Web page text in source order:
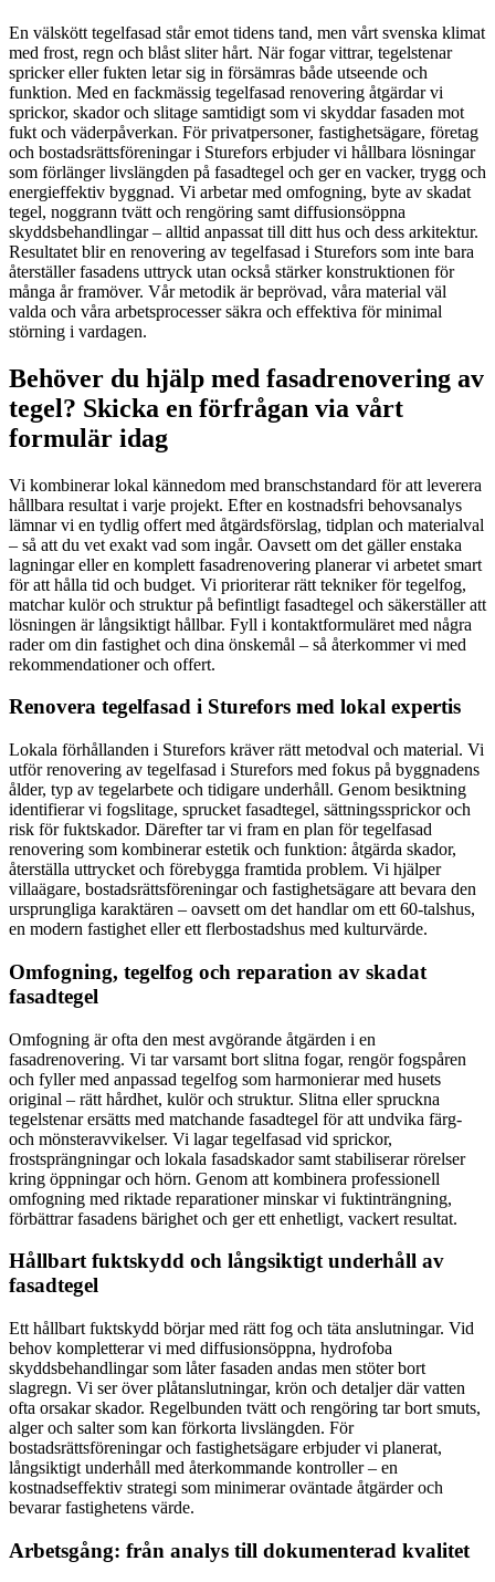
En välskött tegelfasad står emot tidens tand, men vårt svenska klimat
med frost, regn och blåst sliter hårt. När fogar vittrar, tegelstenar
spricker eller fukten letar sig in försämras både utseende och
funktion. Med en fackmässig tegelfasad renovering åtgärdar vi
sprickor, skador och slitage samtidigt som vi skyddar fasaden mot
fukt och väderpåverkan. För privatpersoner, fastighetsägare, företag
och bostadsrättsföreningar i Sturefors erbjuder vi hållbara lösningar
som förlänger livslängden på fasadtegel och ger en vacker, trygg och
energieffektiv byggnad. Vi arbetar med omfogning, byte av skadat
tegel, noggrann tvätt och rengöring samt diffusionsöppna
skyddsbehandlingar – alltid anpassat till ditt hus och dess arkitektur.
Resultatet blir en renovering av tegelfasad i Sturefors som inte bara
återställer fasadens uttryck utan också stärker konstruktionen för
många år framöver. Vår metodik är beprövad, våra material väl
valda och våra arbetsprocesser säkra och effektiva för minimal
störning i vardagen.
Behöver du hjälp med fasadrenovering av
tegel? Skicka en förfrågan via vårt
formulär idag
Vi kombinerar lokal kännedom med branschstandard för att leverera
hållbara resultat i varje projekt. Efter en kostnadsfri behovsanalys
lämnar vi en tydlig offert med åtgärdsförslag, tidplan och materialval
– så att du vet exakt vad som ingår. Oavsett om det gäller enstaka
lagningar eller en komplett fasadrenovering planerar vi arbetet smart
för att hålla tid och budget. Vi prioriterar rätt tekniker för tegelfog,
matchar kulör och struktur på befintligt fasadtegel och säkerställer att
lösningen är långsiktigt hållbar. Fyll i kontaktformuläret med några
rader om din fastighet och dina önskemål – så återkommer vi med
rekommendationer och offert.
Renovera tegelfasad i Sturefors med lokal expertis
Lokala förhållanden i Sturefors kräver rätt metodval och material. Vi
utför renovering av tegelfasad i Sturefors med fokus på byggnadens
ålder, typ av tegelarbete och tidigare underhåll. Genom besiktning
identifierar vi fogslitage, sprucket fasadtegel, sättningssprickor och
risk för fuktskador. Därefter tar vi fram en plan för tegelfasad
renovering som kombinerar estetik och funktion: åtgärda skador,
återställa uttrycket och förebygga framtida problem. Vi hjälper
villaägare, bostadsrättsföreningar och fastighetsägare att bevara den
ursprungliga karaktären – oavsett om det handlar om ett 60-talshus,
en modern fastighet eller ett flerbostadshus med kulturvärde.
Omfogning, tegelfog och reparation av skadat
fasadtegel
Omfogning är ofta den mest avgörande åtgärden i en
fasadrenovering. Vi tar varsamt bort slitna fogar, rengör fogspåren
och fyller med anpassad tegelfog som harmonierar med husets
original – rätt hårdhet, kulör och struktur. Slitna eller spruckna
tegelstenar ersätts med matchande fasadtegel för att undvika färg-
och mönsteravvikelser. Vi lagar tegelfasad vid sprickor,
frostsprängningar och lokala fasadskador samt stabiliserar rörelser
kring öppningar och hörn. Genom att kombinera professionell
omfogning med riktade reparationer minskar vi fuktinträngning,
förbättrar fasadens bärighet och ger ett enhetligt, vackert resultat.
Hållbart fuktskydd och långsiktigt underhåll av
fasadtegel
Ett hållbart fuktskydd börjar med rätt fog och täta anslutningar. Vid
behov kompletterar vi med diffusionsöppna, hydrofoba
skyddsbehandlingar som låter fasaden andas men stöter bort
slagregn. Vi ser över plåtanslutningar, krön och detaljer där vatten
ofta orsakar skador. Regelbunden tvätt och rengöring tar bort smuts,
alger och salter som kan förkorta livslängden. För
bostadsrättsföreningar och fastighetsägare erbjuder vi planerat,
långsiktigt underhåll med återkommande kontroller – en
kostnadseffektiv strategi som minimerar oväntade åtgärder och
bevarar fastighetens värde.
Arbetsgång: från analys till dokumenterad kvalitet